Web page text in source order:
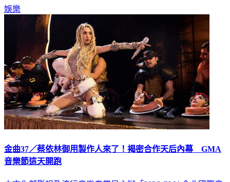
娛樂
金曲37／蔡依林御用製作人來了！揭密合作天后內幕 GMA
音樂節這天開跑